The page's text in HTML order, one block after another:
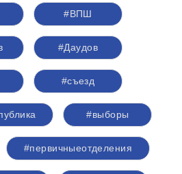
#ВПШ
#Даудов
#съезд
#выборы
#первичныеотделения